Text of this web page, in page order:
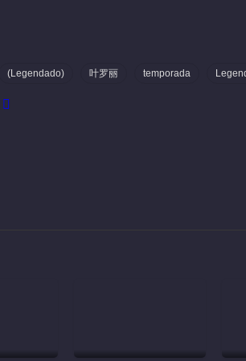
(Legendado) 叶罗丽 temporada